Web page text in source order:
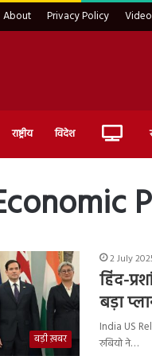
About Privacy Policy Video
राष्ट्रीय विदेश Live
बड़ी ख़बर
2 July
हिंद-
बड़ा
India US
रुबियो ने…